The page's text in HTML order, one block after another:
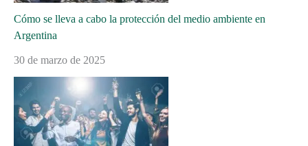
Cómo se lleva a cabo la protección del medio ambiente en
Argentina
30 de marzo de 2025